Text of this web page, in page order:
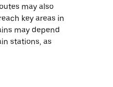
may also
key areas in
may depend
stations, as